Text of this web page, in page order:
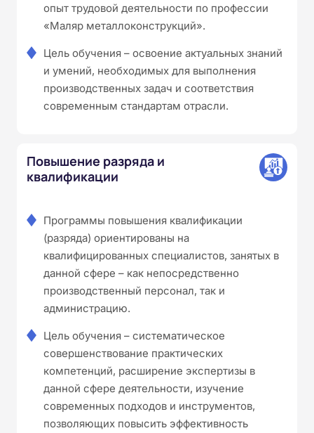
опыт трудовой деятельности по профессии
«Маляр металлоконструкций».
Цель обучения – освоение актуальных знаний
и умений, необходимых для выполнения
производственных задач и соответствия
современным стандартам отрасли.
Повышение разряда и
квалификации
Программы повышения квалификации
(разряда) ориентированы на
квалифицированных специалистов, занятых в
данной сфере – как непосредственно
производственный персонал, так и
администрацию.
Цель обучения – систематическое
совершенствование практических
компетенций, расширение экспертизы в
данной сфере деятельности, изучение
современных подходов и инструментов,
позволяющих повысить эффективность